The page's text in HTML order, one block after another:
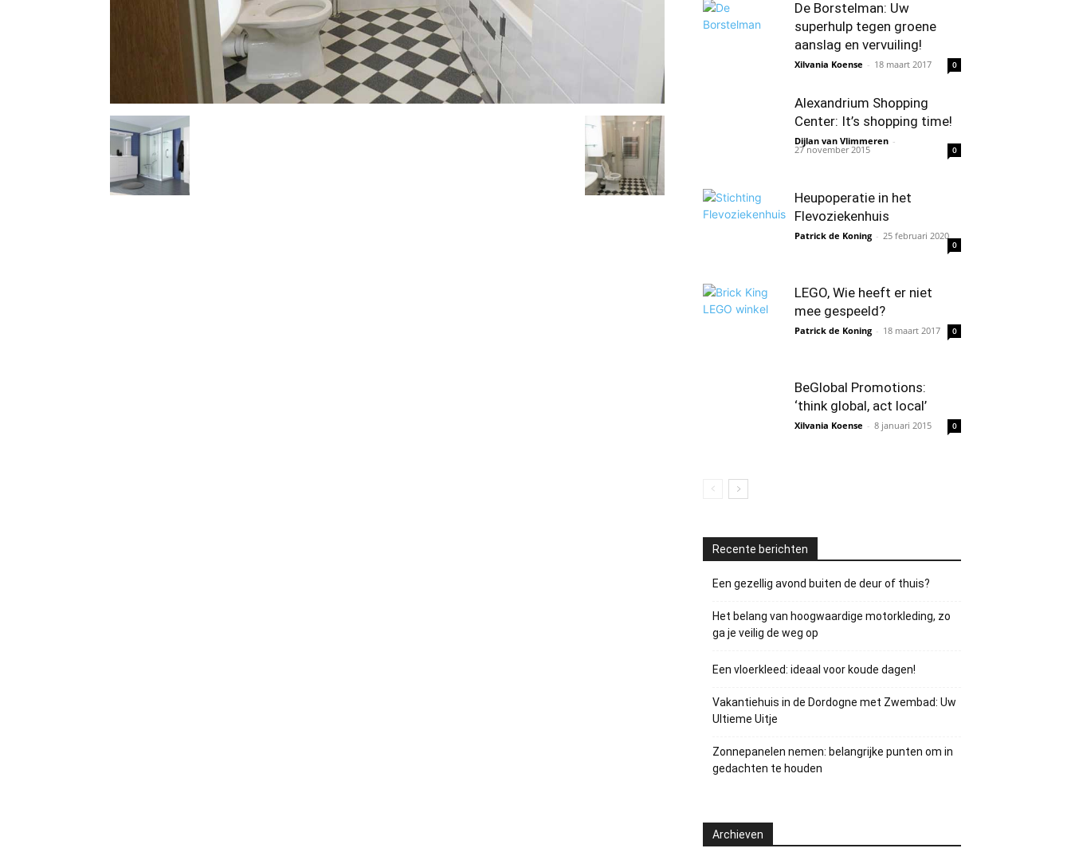
De Borstelman: Uw
superhulp tegen groene
aanslag en vervuiling!
Xilvania Koense - 18 maart 2017 0
Alexandrium Shopping
Center: It’s shopping time!
Dijlan van Vlimmeren -
27 november 2015 0
Heupoperatie in het
Flevoziekenhuis
Patrick de Koning - 25 februari 2020
0
LEGO, Wie heeft er niet
mee gespeeld?
Patrick de Koning - 18 maart 2017 0
BeGlobal Promotions:
‘think global, act local’
Xilvania Koense - 8 januari 2015 0
Recente berichten
Een gezellig avond buiten de deur of thuis?
Het belang van hoogwaardige motorkleding, zo
ga je veilig de weg op
Een vloerkleed: ideaal voor koude dagen!
Vakantiehuis in de Dordogne met Zwembad: Uw
Ultieme Uitje
Zonnepanelen nemen: belangrijke punten om in
gedachten te houden
Archieven